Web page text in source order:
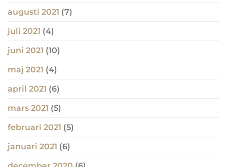
augusti 2021 (7)
juli 2021 (4)
juni 2021 (10)
maj 2021 (4)
april 2021 (6)
mars 2021 (5)
februari 2021 (5)
januari 2021 (6)